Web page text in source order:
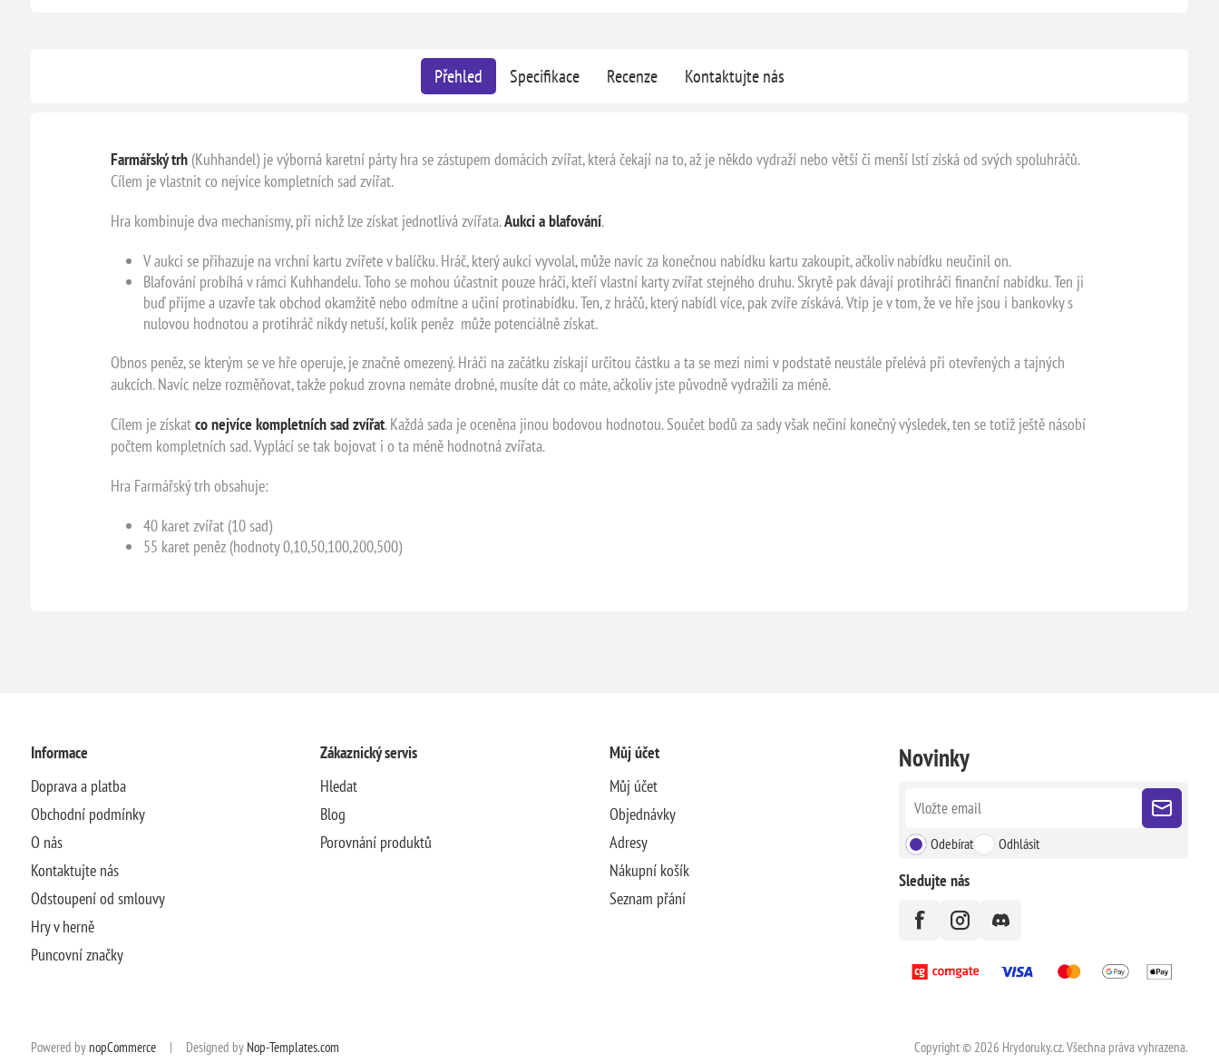
Přehled Specifikace Recenze Kontaktujte nás
Farmářský trh(Kuhhandel) je výborná karetní párty hra se zástupem domácích zvířat, která čekají na to, až je někdo vydraží nebo větší či menší lstí získá od svých spoluhráčů.
Cílem je vlastnit co nejvíce kompletních sad zvířat.
Hra kombinuje dva mechanismy, při nichž lze získat jednotlivá zvířata.Aukci a blafování.
V aukci se přihazuje na vrchní kartu zvířete v balíčku. Hráč, který aukci vyvolal, může navíc za konečnou nabídku kartu zakoupit, ačkoliv nabídku neučinil on.
Blafování probíhá v rámci Kuhhandelu. Toho se mohou účastnit pouze hráči, kteří vlastní karty zvířat stejného druhu. Skrytě pak dávají protihráči finanční nabídku. Ten ji
buď přijme a uzavře tak obchod okamžitě nebo odmítne a učiní protinabídku. Ten, z hráčů, který nabídl více, pak zvíře získává. Vtip je v tom, že ve hře jsou i bankovky s
nulovou hodnotou a protihráč nikdy netuší, kolik peněz může potenciálně získat.
Obnos peněz, se kterým se ve hře operuje, je značně omezený. Hráči na začátku získají určitou částku a ta se mezi nimi v podstatě neustále přelévá při otevřených a tajných
aukcích. Navíc nelze rozměňovat, takže pokud zrovna nemáte drobné, musíte dát co máte, ačkoliv jste původně vydražili za méně.
Cílem je získatco nejvíce kompletních sad zvířat. Každá sada je oceněna jinou bodovou hodnotou. Součet bodů za sady však nečiní konečný výsledek, ten se totiž ještě násobí
počtem kompletních sad. Vyplácí se tak bojovat i o ta méně hodnotná zvířata.
Hra Farmářský trh obsahuje:
40 karet zvířat (10 sad)
55 karet peněz (hodnoty 0,10,50,100,200,500)
Informace
Doprava a platba
Obchodní podmínky
O nás
Kontaktujte nás
Odstoupení od smlouvy
Hry v herně
Puncovní značky
Zákaznický servis
Hledat
Blog
Porovnání produktů
Můj účet
Můj účet
Objednávky
Adresy
Nákupní košík
Seznam přání
Novinky
Odebírat Odhlásit
Sledujte nás
Powered by nopCommerce | Designed by Nop-Templates.com Copyright © 2026 Hrydoruky.cz. Všechna práva vyhrazena.